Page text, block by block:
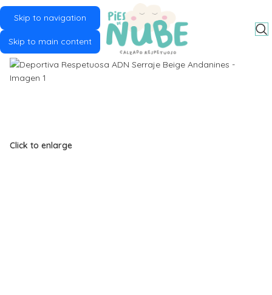
Skip to navigation
Skip to main content
Click to enlarge